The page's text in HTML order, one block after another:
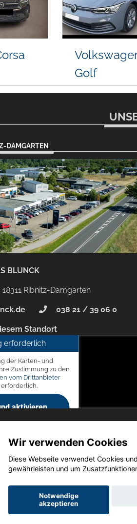
Volkswagen
DAMGARTEN
BLUNCK
Ribnitz-Damgarten
038 21 / 39 06 0
Standort
erforderlich
der Karten- und
Zustimmung zu den
vom Drittanbieter
aktivieren
Copyright
AGB
Wir verwenden Cookies
Diese Webseite verwendet Cookies
gewährleisten und um
Notwendige
akzeptieren